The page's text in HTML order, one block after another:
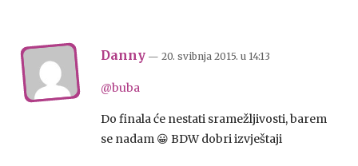
Danny — 20. svibnja 2015. u 14:13
@buba
Do finala će nestati sramežljivosti, barem
se nadam 😀 BDW dobri izvještaji